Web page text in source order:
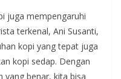
juga mempengaruhi
terkenal, Ani Susanti,
kopi yang tepat juga
kopi sedap. Dengan
yang benar, kita bisa